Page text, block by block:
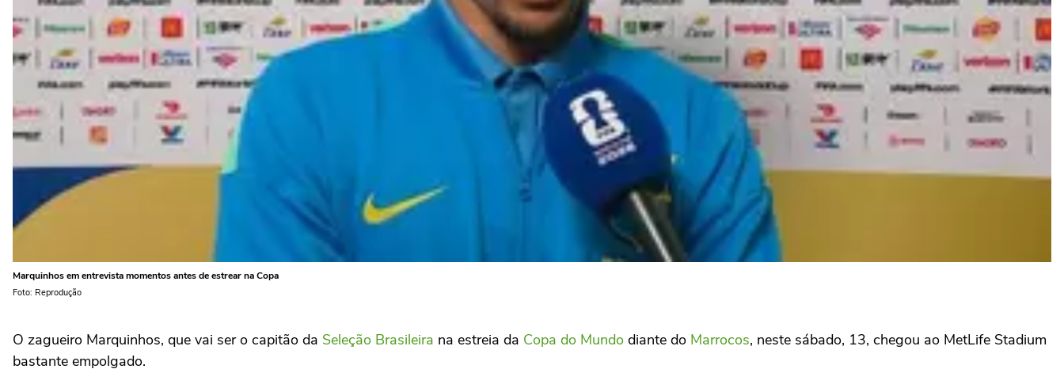
Marquinhos em entrevista momentos antes de estrear na Copa
Foto: Reprodução
O zagueiro Marquinhos, que vai ser o capitão da Seleção Brasileira na estreia da Copa do Mundo diante do Marrocos, neste sábado, 13, chegou ao MetLife Stadium
bastante empolgado.